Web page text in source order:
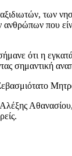
των
που
ότι η
σημαντική